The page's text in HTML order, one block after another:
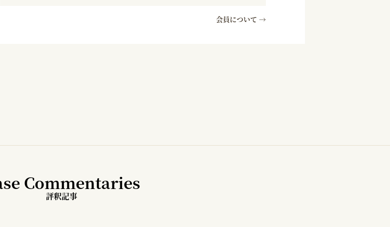
会員について →
Commentaries
評釈記事